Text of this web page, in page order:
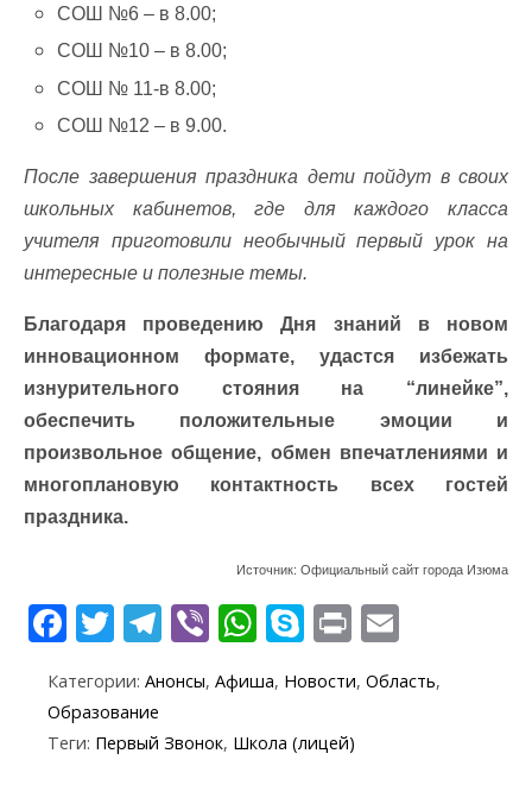
СОШ №6 – в 8.00;
СОШ №10 – в 8.00;
СОШ № 11-в 8.00;
СОШ №12 – в 9.00.
После завершения праздника дети пойдут в своих
школьных кабинетов, где для каждого класса
учителя приготовили необычный первый урок на
интересные и полезные темы.
Благодаря проведению Дня знаний в новом
инновационном формате, удастся избежать
изнурительного стояния на “линейке”,
обеспечить положительные эмоции и
произвольное общение, обмен впечатлениями и
многоплановую контактность всех гостей
праздника.
Источник: Официальный сайт города Изюма
F
e
b
T
itt
er
T
e
gr
Vi
b
er
W
at
s
S
y
p
Pr
in
t ai
Категории: Анонсы, Афиша, Новости, Область,
Образование
Теги: Первый Звонок, Школа (лицей)